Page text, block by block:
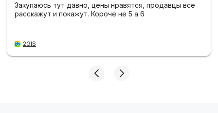
Закупаюсь тут давно, цены нравятся, продавцы все
расскажут и покажут. Короче не 5 а 6
2GIS